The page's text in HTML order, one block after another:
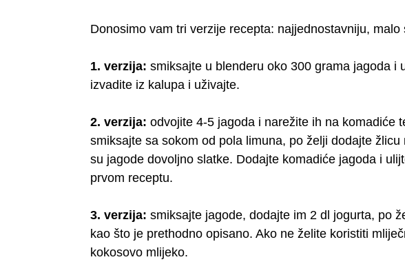
Donosimo vam tri verzije recepta: najjednostavniju, malo
1. verzija: smiksajte u blenderu oko 300 grama jagoda i
izvadite iz kalupa i uživajte.
2. verzija: odvojite 4-5 jagoda i narežite ih na komadiće
smiksajte sa sokom od pola limuna, po želji dodajte
su jagode dovoljno slatke. Dodajte komadiće jagoda i
prvom receptu.
3. verzija: smiksajte jagode, dodajte im 2 dl jogurta, po
kao što je prethodno opisano. Ako ne želite koristiti
kokosovo mlijeko.